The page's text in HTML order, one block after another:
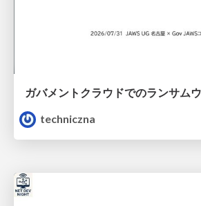
ガバメントクラウドでのランサム
techniczna